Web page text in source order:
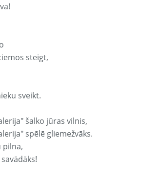
steigt,
sveikt.
šalko jūras vilnis,
spēlē gliemežvāks.
pilna,